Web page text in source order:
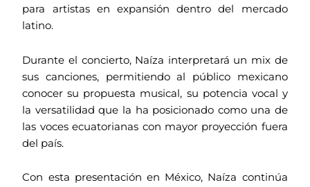
para artistas en expansión dentro del mercado
latino.
Durante el concierto, Naíza interpretará un mix de
sus canciones, permitiendo al público mexicano
conocer su propuesta musical, su potencia vocal y
la versatilidad que la ha posicionado como una de
las voces ecuatorianas con mayor proyección fuera
del país.
Con esta presentación en México, Naíza continúa